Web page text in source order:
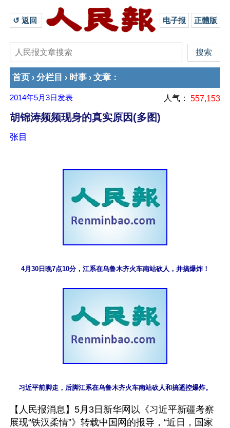
↺ 返回 电子报 正體版
首页 › 分栏目 › 时事 › 文章 ：
2014年5月3日 发表 人气： 557,153
胡锦涛频频现身的真实原因(多图)
张目
4月30日晚7点10分，江系在乌鲁木齐火车南站砍人，并搞爆炸！
习近平前脚走，后脚江系在乌鲁木齐火车南站砍人和搞遥控爆炸。
【人民报消息】5月3日新华网以《习近平新疆考察
展现“铁汉柔情”》转载中国网的报导，“近日，国家